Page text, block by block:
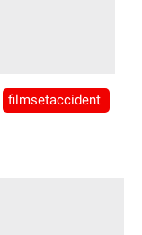
filmsetaccident